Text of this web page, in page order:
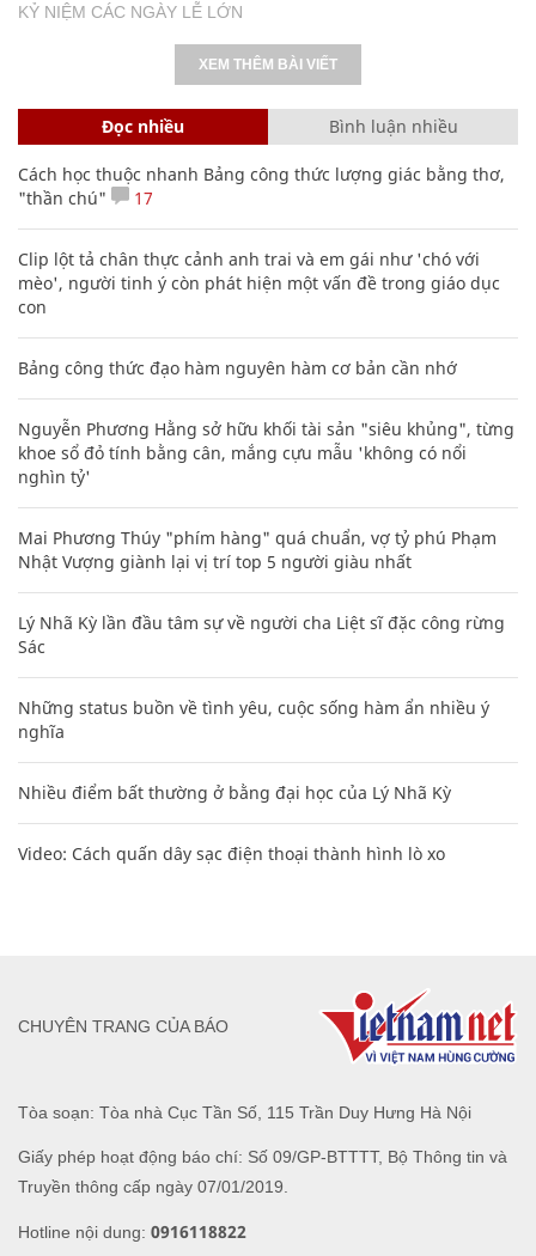
KỶ NIỆM CÁC NGÀY LỄ LỚN
XEM THÊM BÀI VIẾT
Đọc nhiều Bình luận nhiều
Cách học thuộc nhanh Bảng công thức lượng giác bằng thơ,
"thần chú"
17
Clip lột tả chân thực cảnh anh trai và em gái như 'chó với
mèo', người tinh ý còn phát hiện một vấn đề trong giáo dục
con
Bảng công thức đạo hàm nguyên hàm cơ bản cần nhớ
Nguyễn Phương Hằng sở hữu khối tài sản "siêu khủng", từng
khoe sổ đỏ tính bằng cân, mắng cựu mẫu 'không có nổi
nghìn tỷ'
Mai Phương Thúy "phím hàng" quá chuẩn, vợ tỷ phú Phạm
Nhật Vượng giành lại vị trí top 5 người giàu nhất
Lý Nhã Kỳ lần đầu tâm sự về người cha Liệt sĩ đặc công rừng
Sác
Những status buồn về tình yêu, cuộc sống hàm ẩn nhiều ý
nghĩa
Nhiều điểm bất thường ở bằng đại học của Lý Nhã Kỳ
Video: Cách quấn dây sạc điện thoại thành hình lò xo
Tòa soạn: Tòa nhà Cục Tần Số, 115 Trần Duy Hưng Hà Nội
Giấy phép hoạt động báo chí: Số 09/GP-BTTTT, Bộ Thông tin và
Truyền thông cấp ngày 07/01/2019.
Hotline nội dung: 0916118822
CHUYÊN TRANG CỦA BÁO